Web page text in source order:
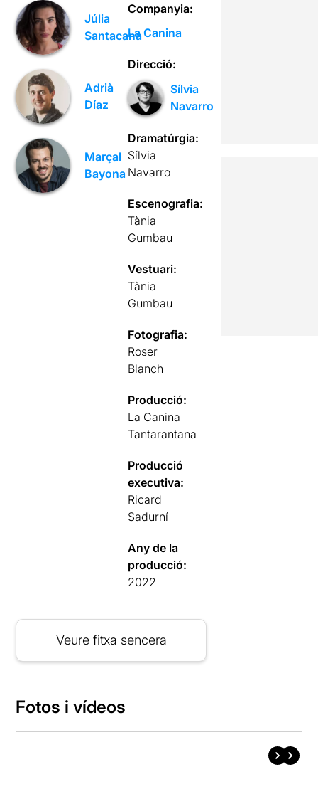
Júlia
Santacana
Adrià
Díaz
Marçal
Bayona
Companyia:
La Canina
Direcció:
Sílvia
Navarro
Dramatúrgia:
Sílvia
Navarro
Escenografia:
Tània
Gumbau
Vestuari:
Tània
Gumbau
Fotografia:
Roser
Blanch
Producció:
La Canina
Tantarantana
Producció
executiva:
Ricard
Sadurní
Any de la
producció:
2022
Veure fitxa sencera
Fotos i vídeos